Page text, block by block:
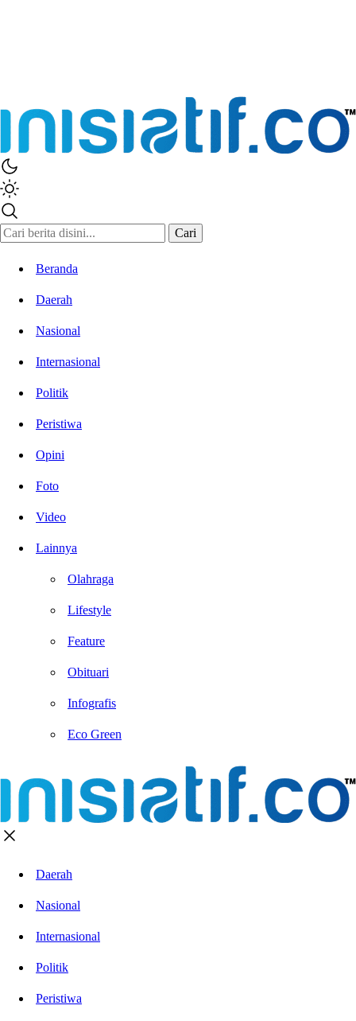
Inisiatif.co
Stay Connected Stay Informed
Cari
Beranda
Daerah
Nasional
Internasional
Politik
Peristiwa
Opini
Foto
Video
Lainnya
Olahraga
Lifestyle
Feature
Obituari
Infografis
Eco Green
Daerah
Nasional
Internasional
Politik
Peristiwa